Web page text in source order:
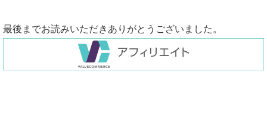
最後までお読みいただきありがとうございました。